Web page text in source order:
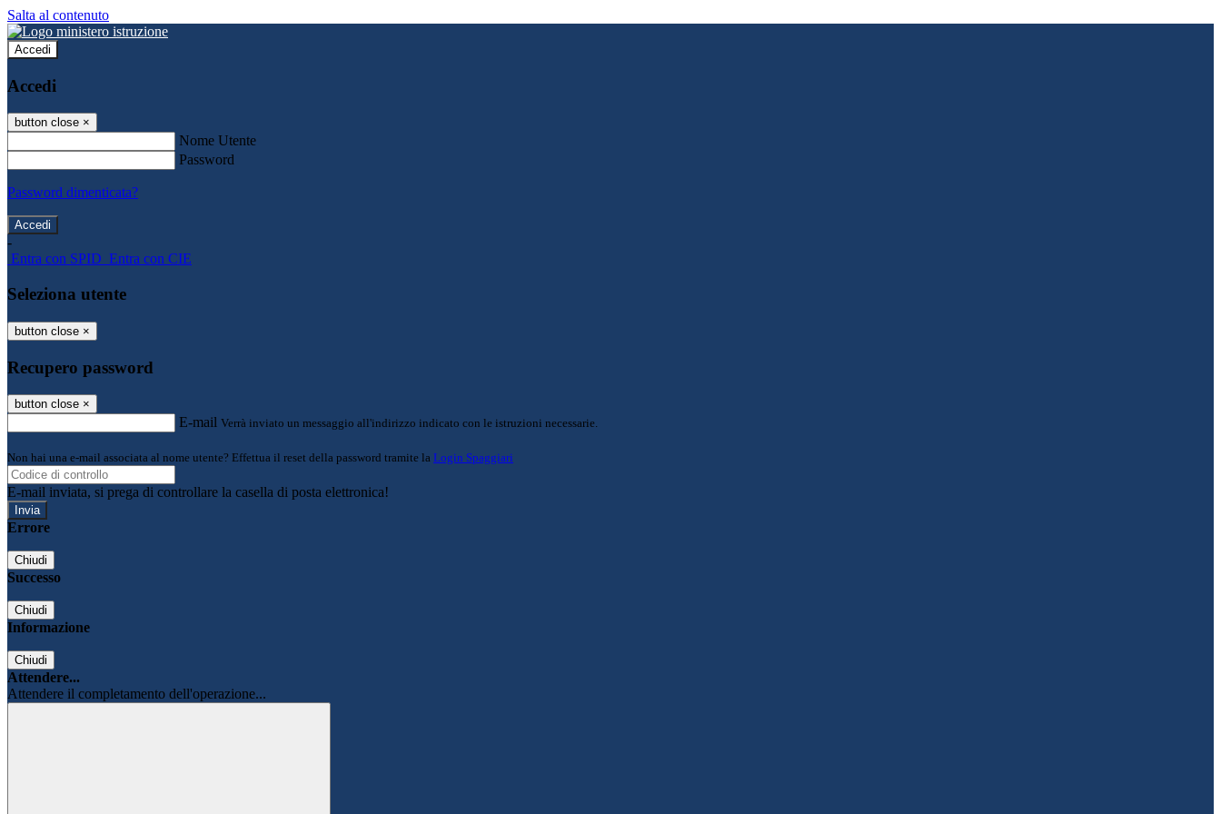
Salta al contenuto
Accedi
Accedi
button close ×
Nome Utente
Password
Password dimenticata?
-
Entra con SPID Entra con CIE
Seleziona utente
button close ×
Recupero password
button close ×
E-mail Verrà inviato un messaggio all'indirizzo indicato con le istruzioni necessarie.
Non hai una e-mail associata al nome utente? Effettua il reset della password tramite la Login Spaggiari
E-mail inviata, si prega di controllare la casella di posta elettronica!
Errore
Chiudi
Successo
Chiudi
Informazione
Chiudi
Attendere...
Attendere il completamento dell'operazione...